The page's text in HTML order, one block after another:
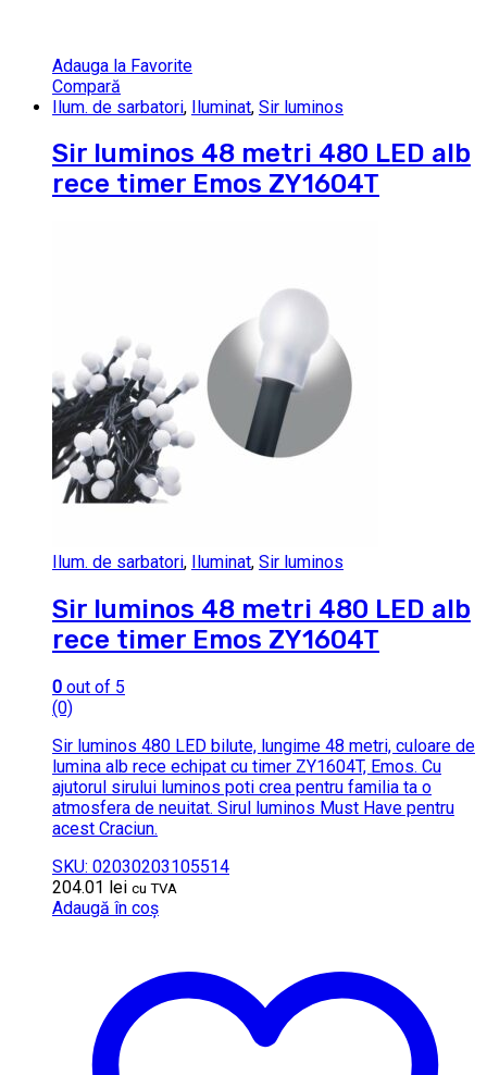
Adauga la Favorite
Compară
Ilum. de sarbatori, Iluminat, Sir luminos
Sir luminos 48 metri 480 LED alb
rece timer Emos ZY1604T
Ilum. de sarbatori, Iluminat, Sir luminos
Sir luminos 48 metri 480 LED alb
rece timer Emos ZY1604T
0 out of 5
(0)
Sir luminos 480 LED bilute, lungime 48 metri, culoare de
lumina alb rece echipat cu timer ZY1604T, Emos. Cu
ajutorul sirului luminos poti crea pentru familia ta o
atmosfera de neuitat. Sirul luminos Must Have pentru
acest Craciun.
SKU: 02030203105514
204.01 lei cu TVA
Adaugă în coș